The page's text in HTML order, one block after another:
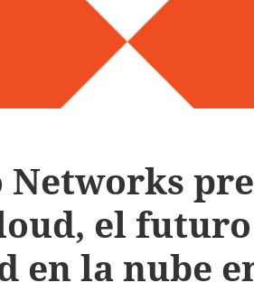
Networks
el
en la nube